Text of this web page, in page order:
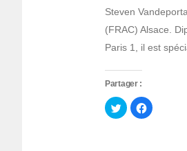
Steven
(FRAC) Alsace.
Paris 1, il est
Partager :
Cliquez
pour
partager
Cliquez
pour